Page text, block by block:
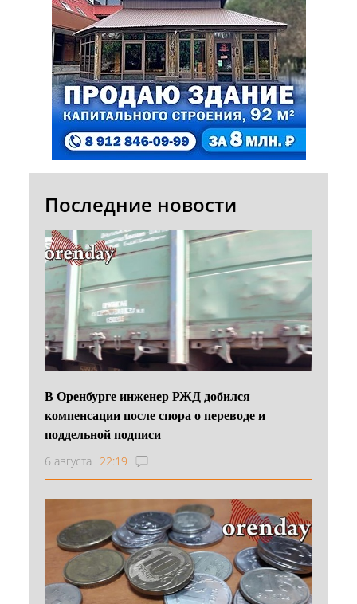
Последние новости
В Оренбурге инженер РЖД добился
компенсации после спора о переводе и
поддельной подписи
6 августа 22:19